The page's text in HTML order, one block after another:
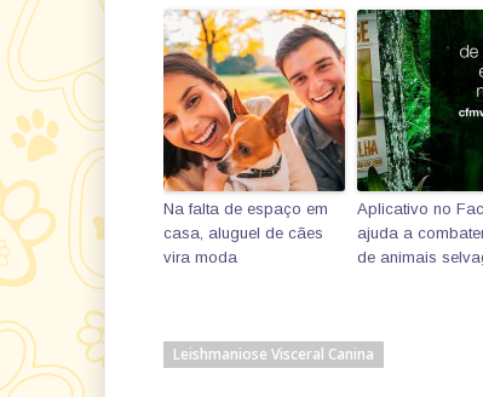
Na falta de espaço em
casa, aluguel de cães
vira moda
Aplicativo no
ajuda a
de animais
Leishmaniose Visceral Canina